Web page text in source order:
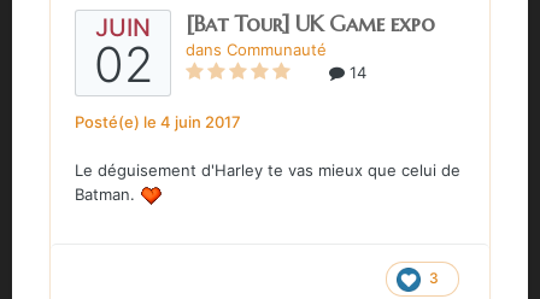
JUIN
02
[Bat Tour] UK Game expo
dans Communauté
14
Posté(e) le 4 juin 2017
Le déguisement d'Harley te vas mieux que celui de
Batman.
3